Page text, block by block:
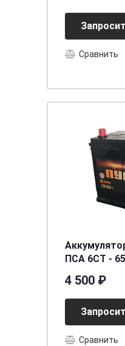
Сравнить
ПСА 6СТ - 65 З-R (о.п)
4 500 ₽
Сравнить